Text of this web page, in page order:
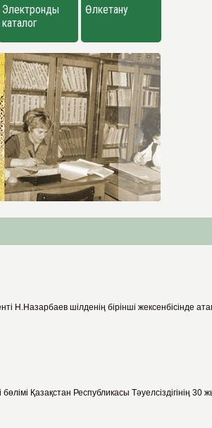
Электронды
каталог
Өлкетану
Н.Назарбаев шілденің бірінші жексенбісінде
Қазақстан Республикасы